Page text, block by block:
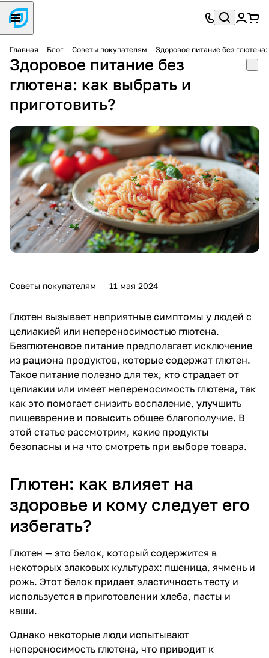
Главная Блог Советы покупателям Здоровое питание без
Здоровое питание без
глютена: как выбрать и
приготовить?
Советы покупателям 11 мая 2024
Глютен вызывает неприятные симптомы у людей с
целиакией или непереносимостью глютена.
Безглютеновое питание предполагает исключение
из рациона продуктов, которые содержат глютен.
Такое питание полезно для тех, кто страдает от
целиакии или имеет непереносимость глютена, так
как это помогает снизить воспаление, улучшить
пищеварение и повысить общее благополучие. В
этой статье рассмотрим, какие продукты
безопасны и на что смотреть при выборе товара.
Глютен: как влияет на
здоровье и кому следует его
избегать?
Глютен — это белок, который содержится в
некоторых злаковых культурах: пшеница, ячмень и
рожь. Этот белок придает эластичность тесту и
используется в приготовлении хлеба, пасты и
каши.
Однако некоторые люди испытывают
непереносимость глютена, что приводит к